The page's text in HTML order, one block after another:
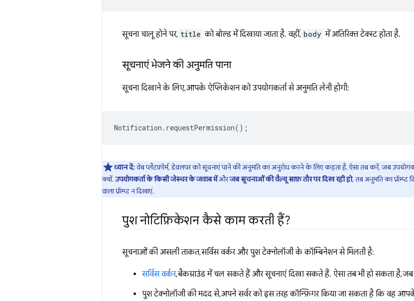
सूचना चालू होने पर, title को बोल्ड में दिखाया जाता है. वहीं, body में अतिरिक्त टेक्स्ट होता है.
सूचनाएं भेजने की अनुमति पाना
सूचना दिखाने के लिए, आपके ऐप्लिकेशन को उपयोगकर्ता से अनुमति लेनी होगी:
Notification . requestPermission();
ध्यान दें:वेब प्लैटफ़ॉर्म, डेवलपर को सूचनाएं पाने की अनुमति का अनुरोध करने के लिए कहता है. ऐसा तब करें, जब
क्यों.उपयोगकर्ता के किसी जेस्चर के जवाब मेंऔरजब सूचनाओं की वैल्यू साफ़ तौर पर दिख रही हो, तब अनुमति का
वाला प्रॉम्प्ट न दिखाएं.
पुश नोटिफ़िकेशन कैसे काम करती हैं?
सूचनाओं की असली ताकत, सर्विस वर्कर और पुश टेक्नोलॉजी के कॉम्बिनेशन से मिलती है:
सर्विस वर्कर, बैकग्राउंड में चल सकते हैं और सूचनाएं दिखा सकते हैं. ऐसा तब भी हो सकता है, जब
पुश टेक्नोलॉजी की मदद से, अपने सर्वर को इस तरह कॉन्फ़िगर किया जा सकता है कि वह